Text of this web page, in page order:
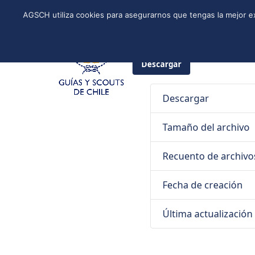
Instagram
Facebook
YouTube
Twitter
Spotify
LinkedIn
Descargar
Descargar
Tamaño del archivo
Recuento de
Fecha de creación
Última actualización
AGSCH utiliza cookies para asegurarnos que tengas la